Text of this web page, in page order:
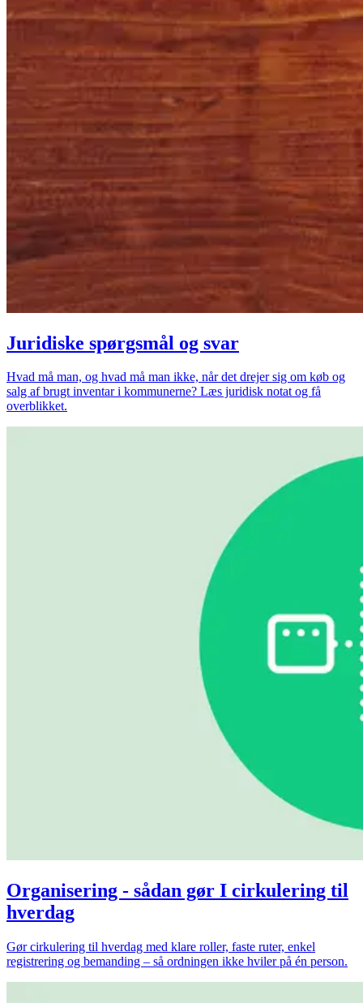
Juridiske spørgsmål og svar
Hvad må man, og hvad må man ikke, når det drejer sig om køb og
salg af brugt inventar i kommunerne? Læs juridisk notat og få
overblikket.
Organisering - sådan gør I cirkulering til
hverdag
Gør cirkulering til hverdag med klare roller, faste ruter, enkel
registrering og bemanding – så ordningen ikke hviler på én person.